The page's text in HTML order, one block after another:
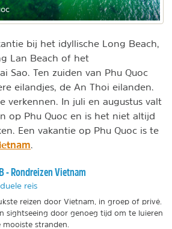
bij het idyllische Long Beach,
Lan Beach of het
Sao. Ten zuiden van Phu Quoc
eilandjes, de An Thoi eilanden.
verkennen. In juli en augustus valt
op Phu Quoc en is het niet altijd
Een vakantie op Phu Quoc is te
- Rondreizen Vietnam
reis
reizen door Vietnam, in groep of privé.
sightseeing door genoeg tijd om te luieren
mooiste stranden.